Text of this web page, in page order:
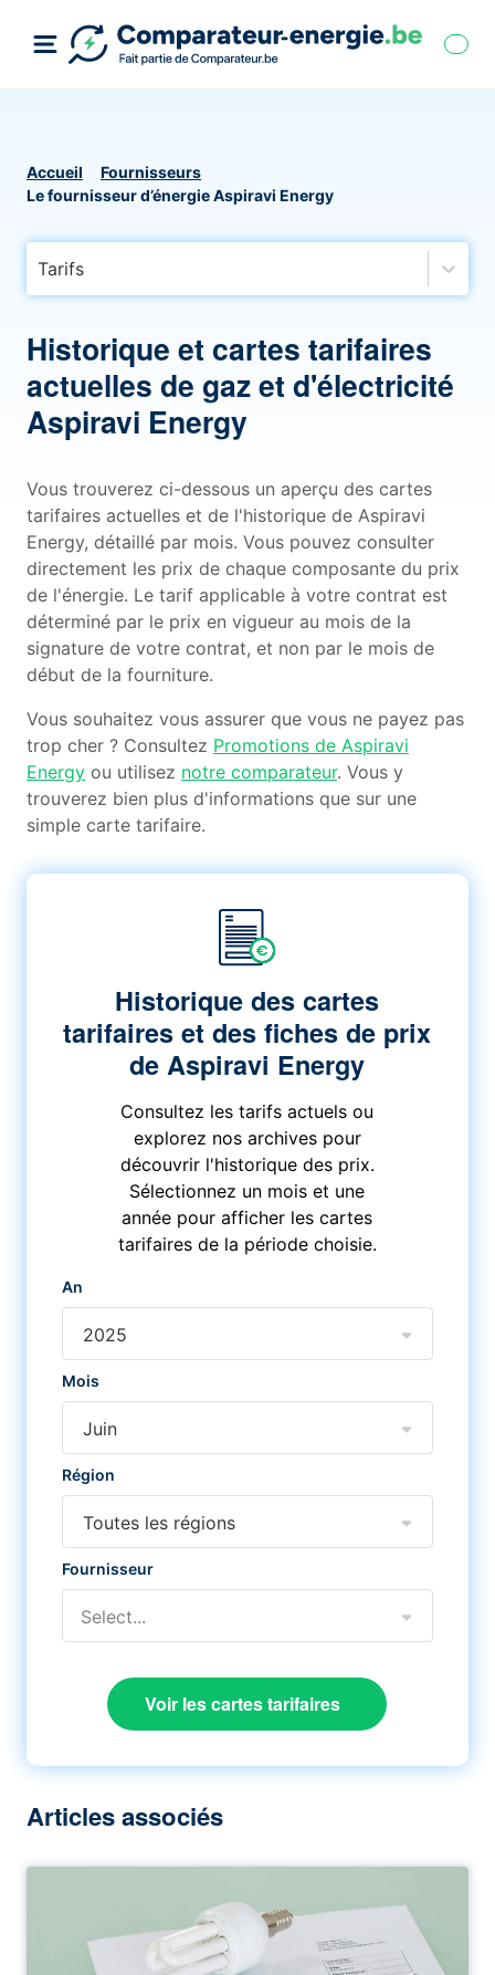
Accueil
Fournisseurs
Le fournisseur d’énergie Aspiravi Energy
Tarifs
Historique et cartes tarifaires
actuelles de gaz et d'électricité
Aspiravi Energy
Vous trouverez ci-dessous un aperçu des cartes
tarifaires actuelles et de l'historique de Aspiravi
Energy, détaillé par mois. Vous pouvez consulter
directement les prix de chaque composante du prix
de l'énergie. Le tarif applicable à votre contrat est
déterminé par le prix en vigueur au mois de la
signature de votre contrat, et non par le mois de
début de la fourniture.
Vous souhaitez vous assurer que vous ne payez pas
trop cher ? Consultez Promotions de Aspiravi
Energy ou utilisez notre comparateur. Vous y
trouverez bien plus d'informations que sur une
simple carte tarifaire.
Historique des cartes
tarifaires et des fiches de prix
de Aspiravi Energy
Consultez les tarifs actuels ou
explorez nos archives pour
découvrir l'historique des prix.
Sélectionnez un mois et une
année pour afficher les cartes
tarifaires de la période choisie.
An
2025
Mois
Juin
Région
Toutes les régions
Fournisseur
Select...
Voir les cartes tarifaires
Articles associés